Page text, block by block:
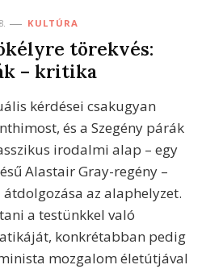
KULTÚRA
törekvés:
– kritika
kérdései csakugyan
és a Szegény párák
irodalmi alap – egy
Alastair Gray-regény –
az alaphelyzet.
a testünkkel való
konkrétabban pedig
mozgalom életútjával